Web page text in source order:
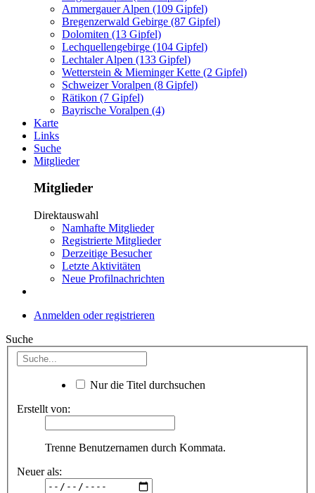
Ammergauer Alpen (109 Gipfel)
Bregenzerwald Gebirge (87 Gipfel)
Dolomiten (13 Gipfel)
Lechquellengebirge (104 Gipfel)
Lechtaler Alpen (133 Gipfel)
Wetterstein & Mieminger Kette (2 Gipfel)
Schweizer Voralpen (8 Gipfel)
Rätikon (7 Gipfel)
Bayrische Voralpen (4)
Karte
Links
Suche
Mitglieder
Mitglieder
Direktauswahl
Namhafte Mitglieder
Registrierte Mitglieder
Derzeitige Besucher
Letzte Aktivitäten
Neue Profilnachrichten
Anmelden oder registrieren
Suche
Nur die Titel durchsuchen
Erstellt von:
Trenne Benutzernamen durch Kommata.
Neuer als: